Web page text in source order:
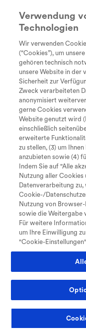
Seite
Zum Inhalt
Zum
Seite
Nach oben
Every Day
Unstoppable
Diagnose
Meine
Suche
search
Über uns
Verwendung
Technologien
Wir verwenden
(“Cookies”), um
gehören technisch
unsere Website in der
Sicherheit zur
Zweck verarbeiteten
anonymisiert
gerne Cookies
Website genutzt wird
einschließlich
erweiterte
zu stellen, (3) um
anzubieten sowie (4)
Indem Sie auf "Alle
Nutzung aller
Datenverarbeitung zu,
Cookie-/
Nutzung von
sowie die Weitergabe
Für weitere
um Ihre Einwilligung
"Cookie-